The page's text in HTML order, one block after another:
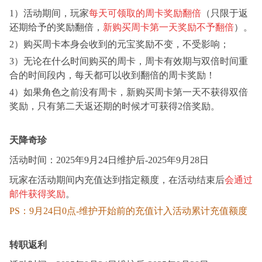
1）活动期间，玩家每天可领取的周卡奖励翻倍（只限于返
还期给予的奖励翻倍， 新购买周卡第一天奖励不予翻倍）。
2）购买周卡本身会收到的元宝奖励不变，不受影响；
3）无论在什么时间购买的周卡，周卡有效期与双倍时间重
合的时间段内，每天都可以收到翻倍的周卡奖励！
4）如果角色之前没有周卡，新购买周卡第一天不获得双倍
奖励，只有第二天返还期的时候才可获得2倍奖励。
天降奇珍
活动时间： 2025年9月 24日 维护后-2025年9月 28日
玩家在活动期间内充值达到指定额度，在活动结束后会通过
邮件获得奖励。
PS：9月24日0点-维护开始前的充值计入活动累计充值额度
转职返利